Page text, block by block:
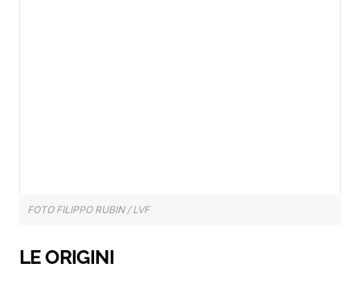
FOTO FILIPPO RUBIN / LVF
LE ORIGINI